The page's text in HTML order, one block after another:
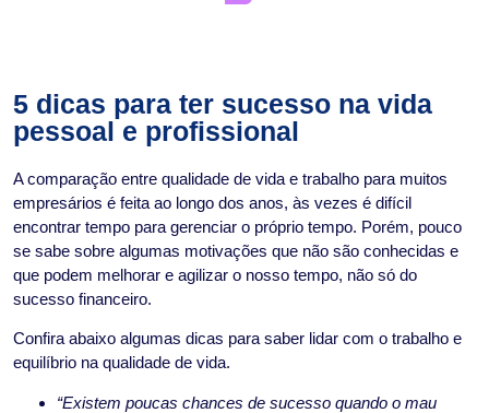
5 dicas para ter sucesso na vida
pessoal e profissional
A comparação entre qualidade de vida e trabalho para muitos
empresários é feita ao longo dos anos, às vezes é difícil
encontrar tempo para gerenciar o próprio tempo. Porém, pouco
se sabe sobre algumas motivações que não são conhecidas e
que podem melhorar e agilizar o nosso tempo, não só do
sucesso financeiro.
Confira abaixo algumas dicas para saber lidar com o trabalho e
equilíbrio na qualidade de vida.
“Existem poucas chances de sucesso quando o mau